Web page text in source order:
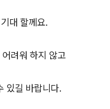
대 할께요.
려워 하지 않고
있길 바랍니다.